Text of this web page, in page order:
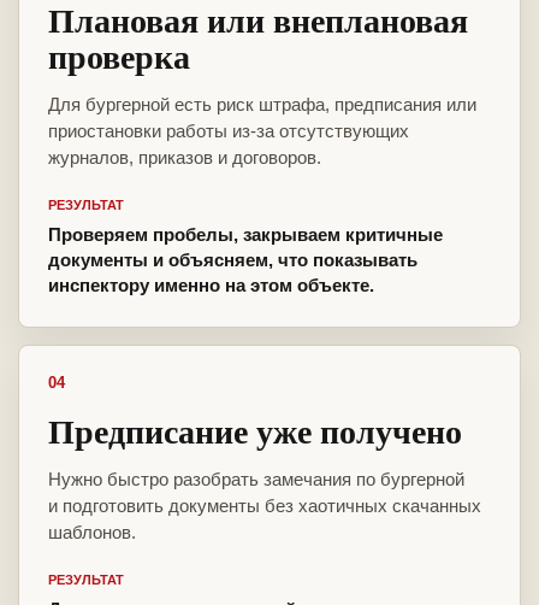
Плановая или внеплановая
проверка
Для бургерной есть риск штрафа, предписания или
приостановки работы из-за отсутствующих
журналов, приказов и договоров.
РЕЗУЛЬТАТ
Проверяем пробелы, закрываем критичные
документы и объясняем, что показывать
инспектору именно на этом объекте.
04
Предписание уже получено
Нужно быстро разобрать замечания по бургерной
и подготовить документы без хаотичных скачанных
шаблонов.
РЕЗУЛЬТАТ